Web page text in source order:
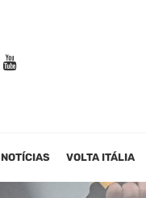
NOTÍCIAS VOLTA ITÁLIA